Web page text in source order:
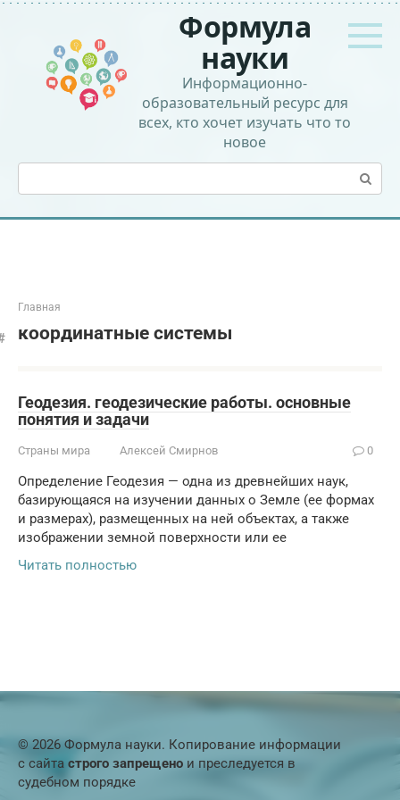
Перейти
контенту
Формула
науки
Информационно-
образовательный ресурс для
всех, кто хочет изучать что то
новое
Поиск:
Главная
координатные системы
Геодезия. геодезические работы. основные
понятия и задачи
Страны мира Алексей Смирнов 0
Определение Геодезия — одна из древнейших наук,
базирующаяся на изучении данных о Земле (ее формах
и размерах), размещенных на ней объектах, а также
изображении земной поверхности или ее
Читать полностью
© 2026 Формула науки. Копирование информации
с сайта строго запрещено и преследуется в
судебном порядке